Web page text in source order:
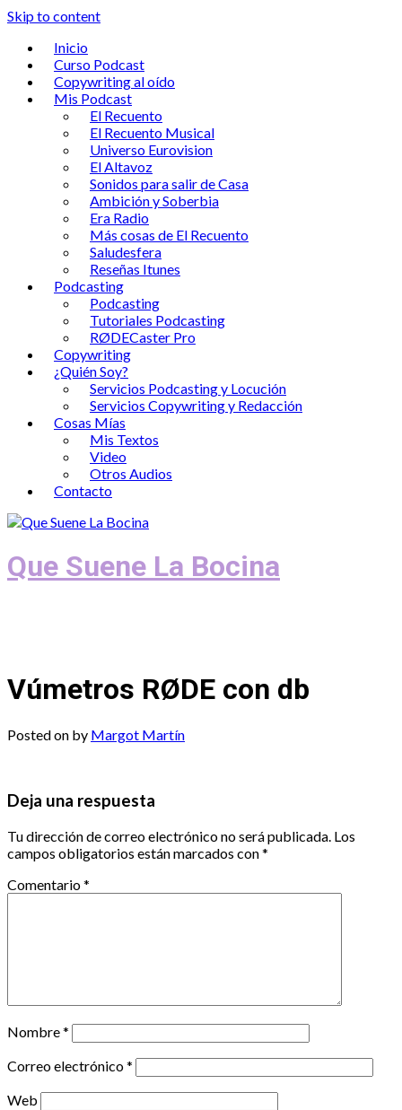
Skip to content
Inicio
Curso Podcast
Copywriting al oído
Mis Podcast
El Recuento
El Recuento Musical
Universo Eurovision
El Altavoz
Sonidos para salir de Casa
Ambición y Soberbia
Era Radio
Más cosas de El Recuento
Saludesfera
Reseñas Itunes
Podcasting
Podcasting
Tutoriales Podcasting
RØDECaster Pro
Copywriting
¿Quién Soy?
Servicios Podcasting y Locución
Servicios Copywriting y Redacción
Cosas Mías
Mis Textos
Video
Otros Audios
Contacto
Que Suene La Bocina
Vúmetros RØDE con db
Posted on by Margot Martín
Deja una respuesta
Tu dirección de correo electrónico no será publicada. Los
campos obligatorios están marcados con*
Comentario*
Nombre*
Correo electrónico*
Web